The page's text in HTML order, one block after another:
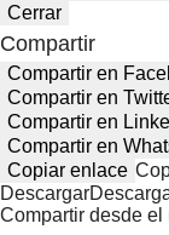
Cerrar
Compartir
Compartir en
Compartir en
Compartir en
Compartir en
Copiar enlace
Descargar
Compartir desde el